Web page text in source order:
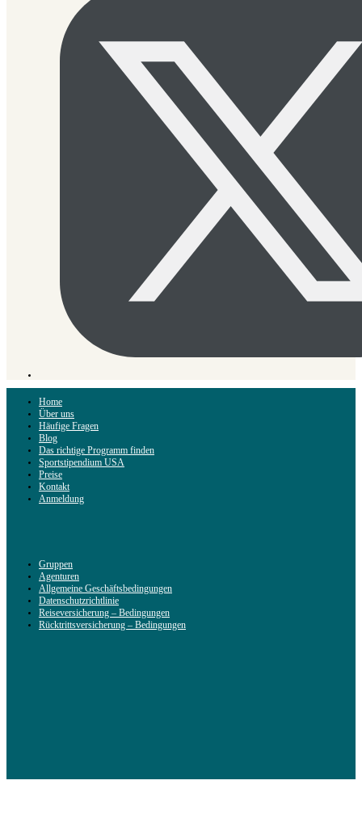
Home
Über uns
Häufige Fragen
Blog
Das richtige Programm finden
Sportstipendium USA
Preise
Kontakt
Anmeldung
Gruppen
Agenturen
Allgemeine Geschäftsbedingungen
Datenschutzrichtlinie
Reiseversicherung – Bedingungen
Rücktrittsversicherung – Bedingungen